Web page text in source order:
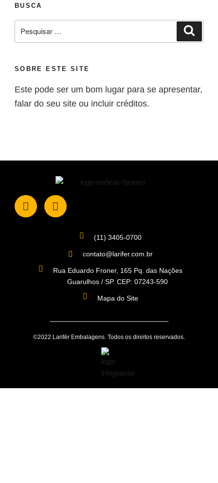
BUSCA
SOBRE ESTE SITE
Este pode ser um bom lugar para se apresentar,
falar do seu site ou incluir créditos.
(11) 3405-0700
contato@larifer.com.br
Rua Eduardo Froner, 165 Pq. das Nações
Guarulhos / SP. CEP: 07243-590
Mapa do Site
©2022 Larifér Embalagens. Todos os direitos reservados.